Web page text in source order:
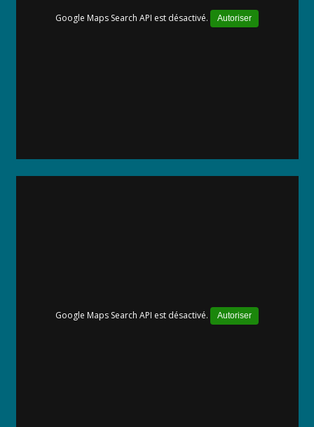
Google Maps Search API est désactivé. Autoriser
Google Maps Search API est désactivé. Autoriser